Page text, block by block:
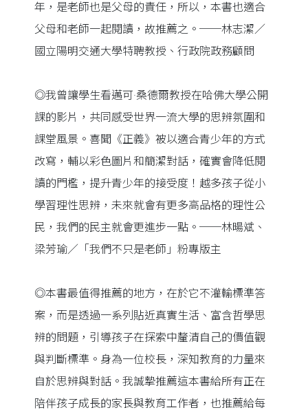
年，是老師也是父母的責任，所以，本書也適合
父母和老師一起閱讀，故推薦之。──林志潔／
國立陽明交通大學特聘教授、行政院政務顧問
◎我曾讓學生看邁可·桑德爾教授在哈佛大學公開
課的影片，共同感受世界一流大學的思辨氛圍和
課堂風景。喜聞《正義》被以適合青少年的方式
改寫，輔以彩色圖片和簡潔對話，確實會降低閱
讀的門檻，提升青少年的接受度！越多孩子從小
學習理性思辨，未來就會有更多高品格的理性公
民，我們的民主就會更進步一點。──林暘斌、
梁芳瑜／「我們不只是老師」粉專版主
◎本書最值得推薦的地方，在於它不灌輸標準答
案，而是透過一系列貼近真實生活、富含哲學思
辨的問題，引導孩子在探索中釐清自己的價值觀
與判斷標準。身為一位校長，深知教育的力量來
自於思辨與對話。我誠摯推薦這本書給所有正在
陪伴孩子成長的家長與教育工作者，也推薦給每